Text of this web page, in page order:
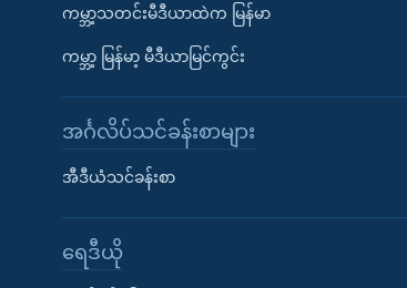
ကမ္ဘာ့သတင်းမီဒီယာထဲက မြန်မာ
ကမ္ဘာ့ မြန်မာ့ မီဒီယာမြင်ကွင်း
အင်္ဂလိပ်သင်ခန်းစာများ
အီဒီယံသင်ခန်းစာ
ရေဒီယို